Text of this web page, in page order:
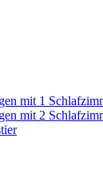
mit 1
mit 2